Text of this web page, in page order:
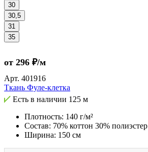
30
30,5
31
35
от 296 ₽/м
Арт. 401916
Ткань Фуле-клетка
Есть в наличии 125 м
Плотность: 140 г/м²
Состав: 70% коттон 30% полиэстер
Ширина: 150 см